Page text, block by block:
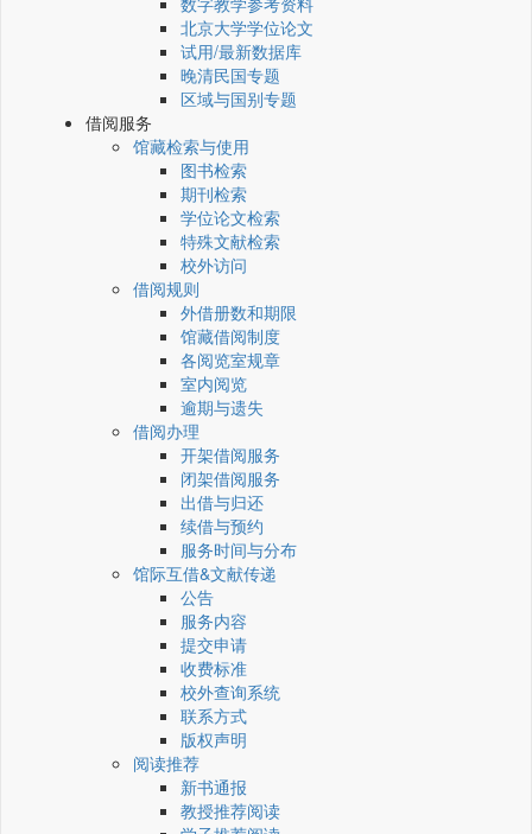
北京大学学位论文
试用/最新数据库
晚清民国专题
区域与国别专题
借阅服务
馆藏检索与使用
图书检索
期刊检索
学位论文检索
特殊文献检索
校外访问
借阅规则
外借册数和期限
馆藏借阅制度
各阅览室规章
室内阅览
逾期与遗失
借阅办理
开架借阅服务
闭架借阅服务
出借与归还
续借与预约
服务时间与分布
馆际互借&文献传递
公告
服务内容
提交申请
收费标准
校外查询系统
联系方式
版权声明
阅读推荐
新书通报
教授推荐阅读